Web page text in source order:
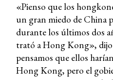
«Pienso que los
un gran miedo de China
durante los últimos dos
trató a Hong Kong»,
pensamos que ellos
Hong Kong, pero el